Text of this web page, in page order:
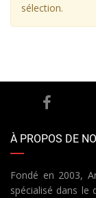
sélection.
À PROPOS DE
Fondé en 2003,
spécialisé dans le